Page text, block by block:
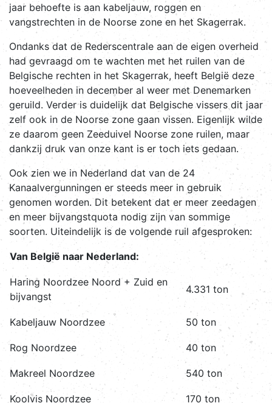
jaar behoefte is aan kabeljauw, roggen en
vangstrechten in de Noorse zone en het Skagerrak.
Ondanks dat de Rederscentrale aan de eigen overheid
had gevraagd om te wachten met het ruilen van de
Belgische rechten in het Skagerrak, heeft België deze
hoeveelheden in december al weer met Denemarken
geruild. Verder is duidelijk dat Belgische vissers dit jaar
zelf ook in de Noorse zone gaan vissen. Eigenlijk wilde
ze daarom geen Zeeduivel Noorse zone ruilen, maar
dankzij druk van onze kant is er toch iets gedaan.
Ook zien we in Nederland dat van de 24
Kanaalvergunningen er steeds meer in gebruik
genomen worden. Dit betekent dat er meer zeedagen
en meer bijvangstquota nodig zijn van sommige
soorten. Uiteindelijk is de volgende ruil afgesproken:
Van België naar Nederland:
Haring Noordzee Noord + Zuid en
bijvangst
4.331 ton
Kabeljauw Noordzee 50 ton
Rog Noordzee 40 ton
Makreel Noordzee 540 ton
Koolvis Noordzee 170 ton